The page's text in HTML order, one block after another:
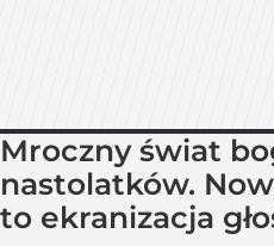
Mroczny świat
nastolatków.
to ekranizacja